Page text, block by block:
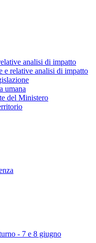
analisi di impatto
e relative analisi di impatto
umana
del Ministero
- 7 e 8 giugno